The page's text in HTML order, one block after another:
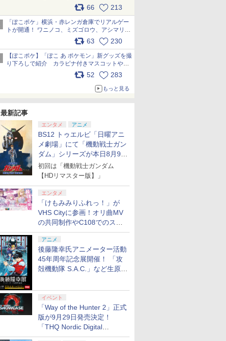
組み。味は恐怖を堪のう「味噌フレーバー」
66 213
「ぽこポケ」横浜・赤レンガ倉庫でリアルゲー
トが開通！ ワニノコ、ミズゴロウ、アシマリ登
場シーンをレポート pic.x.com/LDgEByVl6D
63 230
【ぽこポケ】「ぽこ あ ポケモン」新グッズを撮
り下ろしで紹介 カラビナ付きマスコットやス
52 283
もっと見る
最新記事
エンタメ アニメ
BS12 トゥエルビ「日曜アニ
メ劇場」にて「機動戦士ガン
ダム」シリーズが本日8月9日
から8週連続で放送
初回は「機動戦士ガンダム
【HDリマスター版】」
エンタメ
「けもみみりふれっ！」が
VHS Cityに参画！オリ曲MV
の共同制作やC108でのスペ
シャルコラボ広告を掲出
アニメ
後藤隆幸氏アニメーター活動
45年周年記念展開催！ 「攻
殻機動隊 S.A.C.」など生原
イベント
「Way of the Hunter 2」正式
版が9月29日発売決定！
「THQ Nordic Digital
Showcase 2026」まとめ